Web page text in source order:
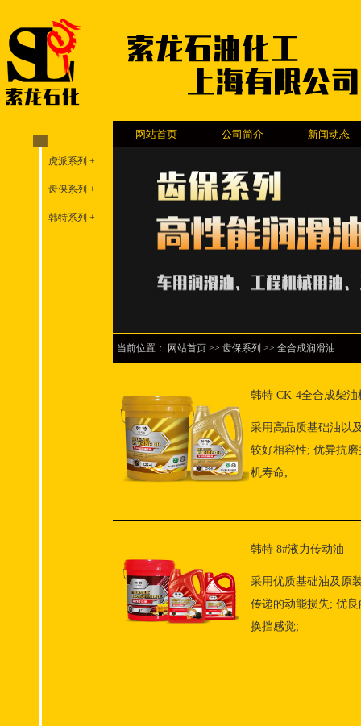
网站首页 公司简介 新闻动态
虎派系列 +
齿保系列 +
韩特系列 +
当前位置： 网站首页 >> 齿保系列 >> 全合成润滑油
韩特 CK-4全合成柴油
采用高品质基础油以
较好相容性; 优异抗
机寿命;
韩特 8#液力传动油
采用优质基础油及原
传递的动能损失; 优
换挡感觉;